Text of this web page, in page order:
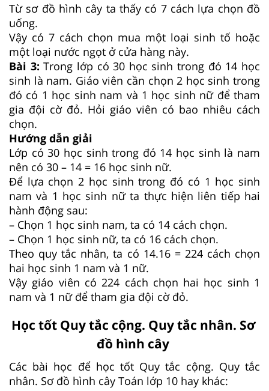
Từ sơ đồ hình cây ta thấy có 7 cách lựa chọn đồ
uống.
Vậy có 7 cách chọn mua một loại sinh tố hoặc
một loại nước ngọt ở cửa hàng này.
Bài 3:Trong lớp có 30 học sinh trong đó 14 học
sinh là nam. Giáo viên cần chọn 2 học sinh trong
đó có 1 học sinh nam và 1 học sinh nữ để tham
gia đội cờ đỏ. Hỏi giáo viên có bao nhiêu cách
chọn.
Hướng dẫn giải
Lớp có 30 học sinh trong đó 14 học sinh là nam
nên có 30 – 14 = 16 học sinh nữ.
Để lựa chọn 2 học sinh trong đó có 1 học sinh
nam và 1 học sinh nữ ta thực hiện liên tiếp hai
hành động sau:
– Chọn 1 học sinh nam, ta có 14 cách chọn.
– Chọn 1 học sinh nữ, ta có 16 cách chọn.
Theo quy tắc nhân, ta có 14.16 = 224 cách chọn
hai học sinh 1 nam và 1 nữ.
Vậy giáo viên có 224 cách chọn hai học sinh 1
nam và 1 nữ để tham gia đội cờ đỏ.
Học tốt Quy tắc cộng. Quy tắc nhân. Sơ
đồ hình cây
Các bài học để học tốt Quy tắc cộng. Quy tắc
nhân. Sơ đồ hình cây Toán lớp 10 hay khác: